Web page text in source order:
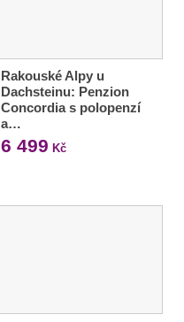
Rakouské Alpy u
Dachsteinu: Penzion
Concordia s polopenzí
a…
6 499 Kč